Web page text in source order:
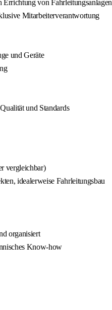
Errichtung von Fahrleitungsanlagen
Mitarbeiterverantwortung
und Geräte
und Standards
vergleichbar)
idealerweise Fahrleitungsbau
organisiert
Know-how